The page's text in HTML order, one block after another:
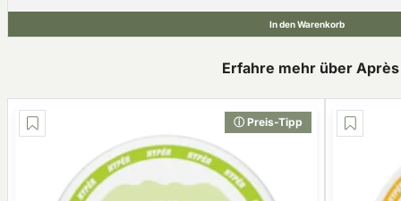
In den Warenkorb
Erfahre mehr über Après
ⓘ Preis-Tipp